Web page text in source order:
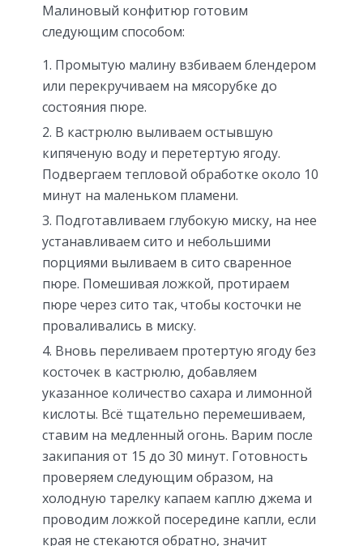
Малиновый конфитюр готовим
следующим способом:
Промытую малину взбиваем блендером
или перекручиваем на мясорубке до
состояния пюре.
В кастрюлю выливаем остывшую
кипяченую воду и перетертую ягоду.
Подвергаем тепловой обработке около 10
минут на маленьком пламени.
Подготавливаем глубокую миску, на нее
устанавливаем сито и небольшими
порциями выливаем в сито сваренное
пюре. Помешивая ложкой, протираем
пюре через сито так, чтобы косточки не
проваливались в миску.
Вновь переливаем протертую ягоду без
косточек в кастрюлю, добавляем
указанное количество сахара и лимонной
кислоты. Всё тщательно перемешиваем,
ставим на медленный огонь. Варим после
закипания от 15 до 30 минут. Готовность
проверяем следующим образом, на
холодную тарелку капаем каплю джема и
проводим ложкой посередине капли, если
края не стекаются обратно, значит